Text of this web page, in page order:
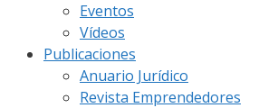
Eventos
Vídeos
Publicaciones
Anuario Jurídico
Revista Emprendedores